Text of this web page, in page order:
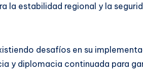
la estabilidad regional y la
desafíos en su
y diplomacia continuada para